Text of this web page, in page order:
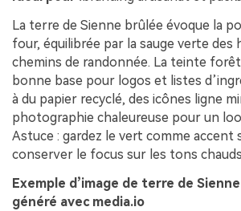
La terre de Sienne brûlée évoque la
four, équilibrée par la sauge verte des
chemins de randonnée. La teinte
bonne base pour logos et listes
à du papier recyclé, des icônes ligne
photographie chaleureuse pour un
Astuce : gardez le vert comme accent
conserver le focus sur les tons
Exemple d’image de terre de
généré avec media.io